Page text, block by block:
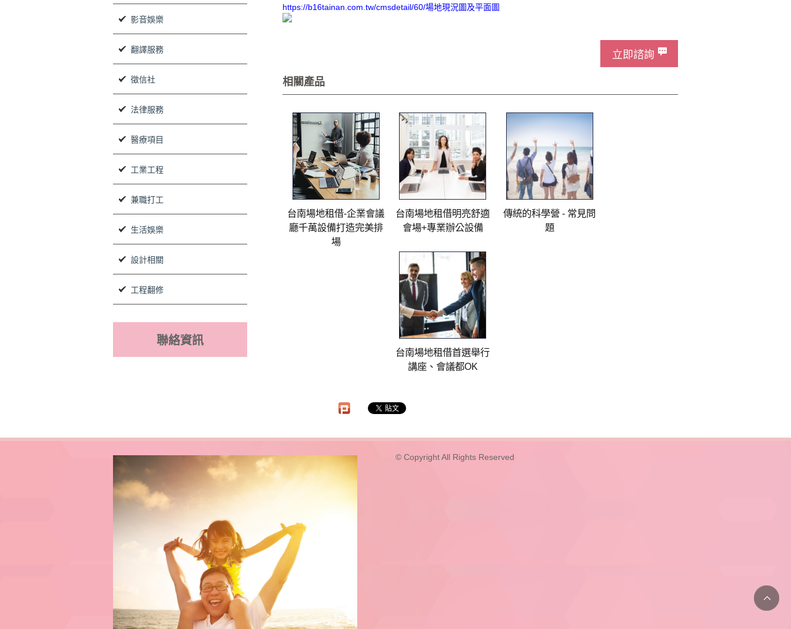
https://b16tainan.com.tw/cmsdetail/60/場地現況圖及平面圖
立即諮詢
相關產品
台南場地租借-企業會議
廳千萬設備打造完美排
場
​台南場地租借明亮舒適
會場+專業辦公設備
傳統的科學營 - 常見問
題
台南場地租借首選舉行
講座、會議都OK
影音娛樂
翻譯服務
徵信社
法律服務
醫療項目
工業工程
兼職打工
生活娛樂
設計相關
工程翻修
聯絡資訊
© Copyright All Rights Reserved